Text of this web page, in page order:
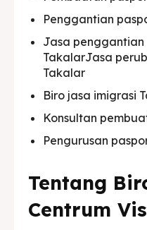
Penggantian
Jasa penggantian
TakalarJasa
Takalar
Biro jasa imigrasi
Konsultan
Pengurusan
Tentang
Centrum